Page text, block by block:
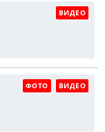
ВИДЕО
ФОТО ВИДЕО